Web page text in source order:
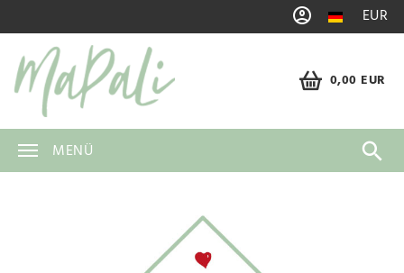
EUR
0,00 EUR
MENÜ